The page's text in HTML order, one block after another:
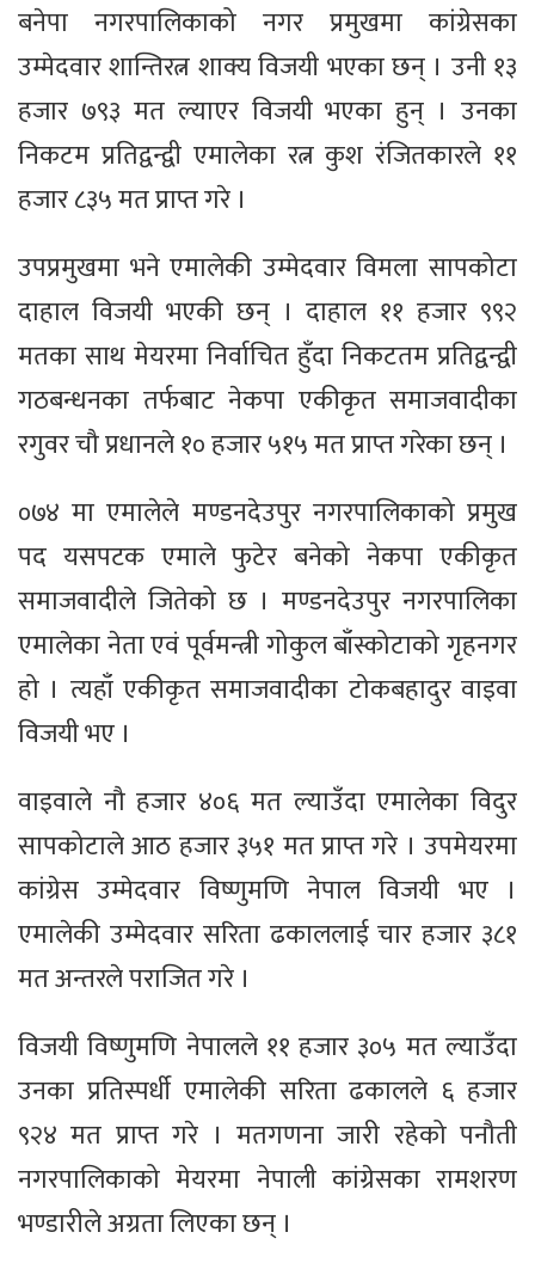
बनेपा नगरपालिकाको नगर प्रमुखमा कांग्रेसका
उम्मेदवार शान्तिरत्न शाक्य विजयी भएका छन् । उनी १३
हजार ७९३ मत ल्याएर विजयी भएका हुन् । उनका
निकटम प्रतिद्वन्द्वी एमालेका रत्न कुश रंजितकारले ११
हजार ८३५ मत प्राप्त गरे ।
उपप्रमुखमा भने एमालेकी उम्मेदवार विमला सापकोटा
दाहाल विजयी भएकी छन् । दाहाल ११ हजार ९९२
मतका साथ मेयरमा निर्वाचित हुँदा निकटतम प्रतिद्वन्द्वी
गठबन्धनका तर्फबाट नेकपा एकीकृत समाजवादीका
रगुवर चौ प्रधानले १० हजार ५१५ मत प्राप्त गरेका छन् ।
०७४ मा एमालेले मण्डनदेउपुर नगरपालिकाको प्रमुख
पद यसपटक एमाले फुटेर बनेको नेकपा एकीकृत
समाजवादीले जितेको छ । मण्डनदेउपुर नगरपालिका
एमालेका नेता एवं पूर्वमन्त्री गोकुल बाँस्कोटाको गृहनगर
हो । त्यहाँ एकीकृत समाजवादीका टोकबहादुर वाइवा
विजयी भए ।
वाइवाले नौ हजार ४०६ मत ल्याउँदा एमालेका विदुर
सापकोटाले आठ हजार ३५१ मत प्राप्त गरे । उपमेयरमा
कांग्रेस उम्मेदवार विष्णुमणि नेपाल विजयी भए ।
एमालेकी उम्मेदवार सरिता ढकाललाई चार हजार ३८१
मत अन्तरले पराजित गरे ।
विजयी विष्णुमणि नेपालले ११ हजार ३०५ मत ल्याउँदा
उनका प्रतिस्पर्धी एमालेकी सरिता ढकालले ६ हजार
९२४ मत प्राप्त गरे । मतगणना जारी रहेको पनौती
नगरपालिकाको मेयरमा नेपाली कांग्रेसका रामशरण
भण्डारीले अग्रता लिएका छन् ।